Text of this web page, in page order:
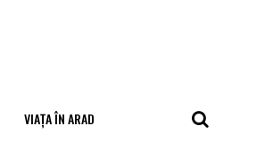
VIAȚA ÎN ARAD